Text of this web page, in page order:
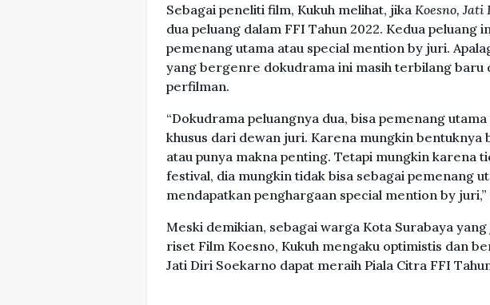
Sebagai peneliti film, Kukuh melihat, jika Koesno,
dua peluang dalam FFI Tahun 2022. Kedua peluang
pemenang utama atau special mention by juri.
yang bergenre dokudrama ini masih terbilang baru
perfilman.
“Dokudrama peluangnya dua, bisa pemenang
khusus dari dewan juri. Karena mungkin bentuknya
atau punya makna penting. Tetapi mungkin karena
festival, dia mungkin tidak bisa sebagai pemenang
mendapatkan penghargaan special mention by
Meski demikian, sebagai warga Kota Surabaya
riset Film Koesno, Kukuh mengaku optimistis dan
Jati Diri Soekarno dapat meraih Piala Citra FFI